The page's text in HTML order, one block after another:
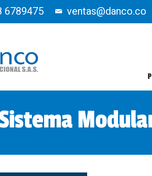
ventas@danco.co
6789475